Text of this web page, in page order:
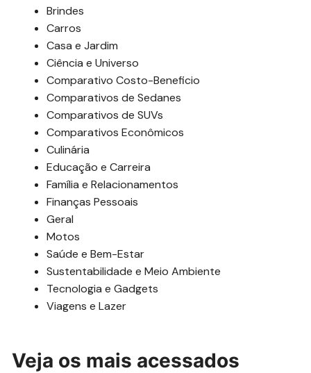
Brindes
Carros
Casa e Jardim
Ciência e Universo
Comparativo Costo-Beneficio
Comparativos de Sedanes
Comparativos de SUVs
Comparativos Econômicos
Culinária
Educação e Carreira
Família e Relacionamentos
Finanças Pessoais
Geral
Motos
Saúde e Bem-Estar
Sustentabilidade e Meio Ambiente
Tecnologia e Gadgets
Viagens e Lazer
Veja os mais acessados